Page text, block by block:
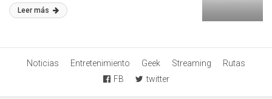
Leer más
Noticias Entretenimiento Geek Streaming
Rutas
FB
twitter